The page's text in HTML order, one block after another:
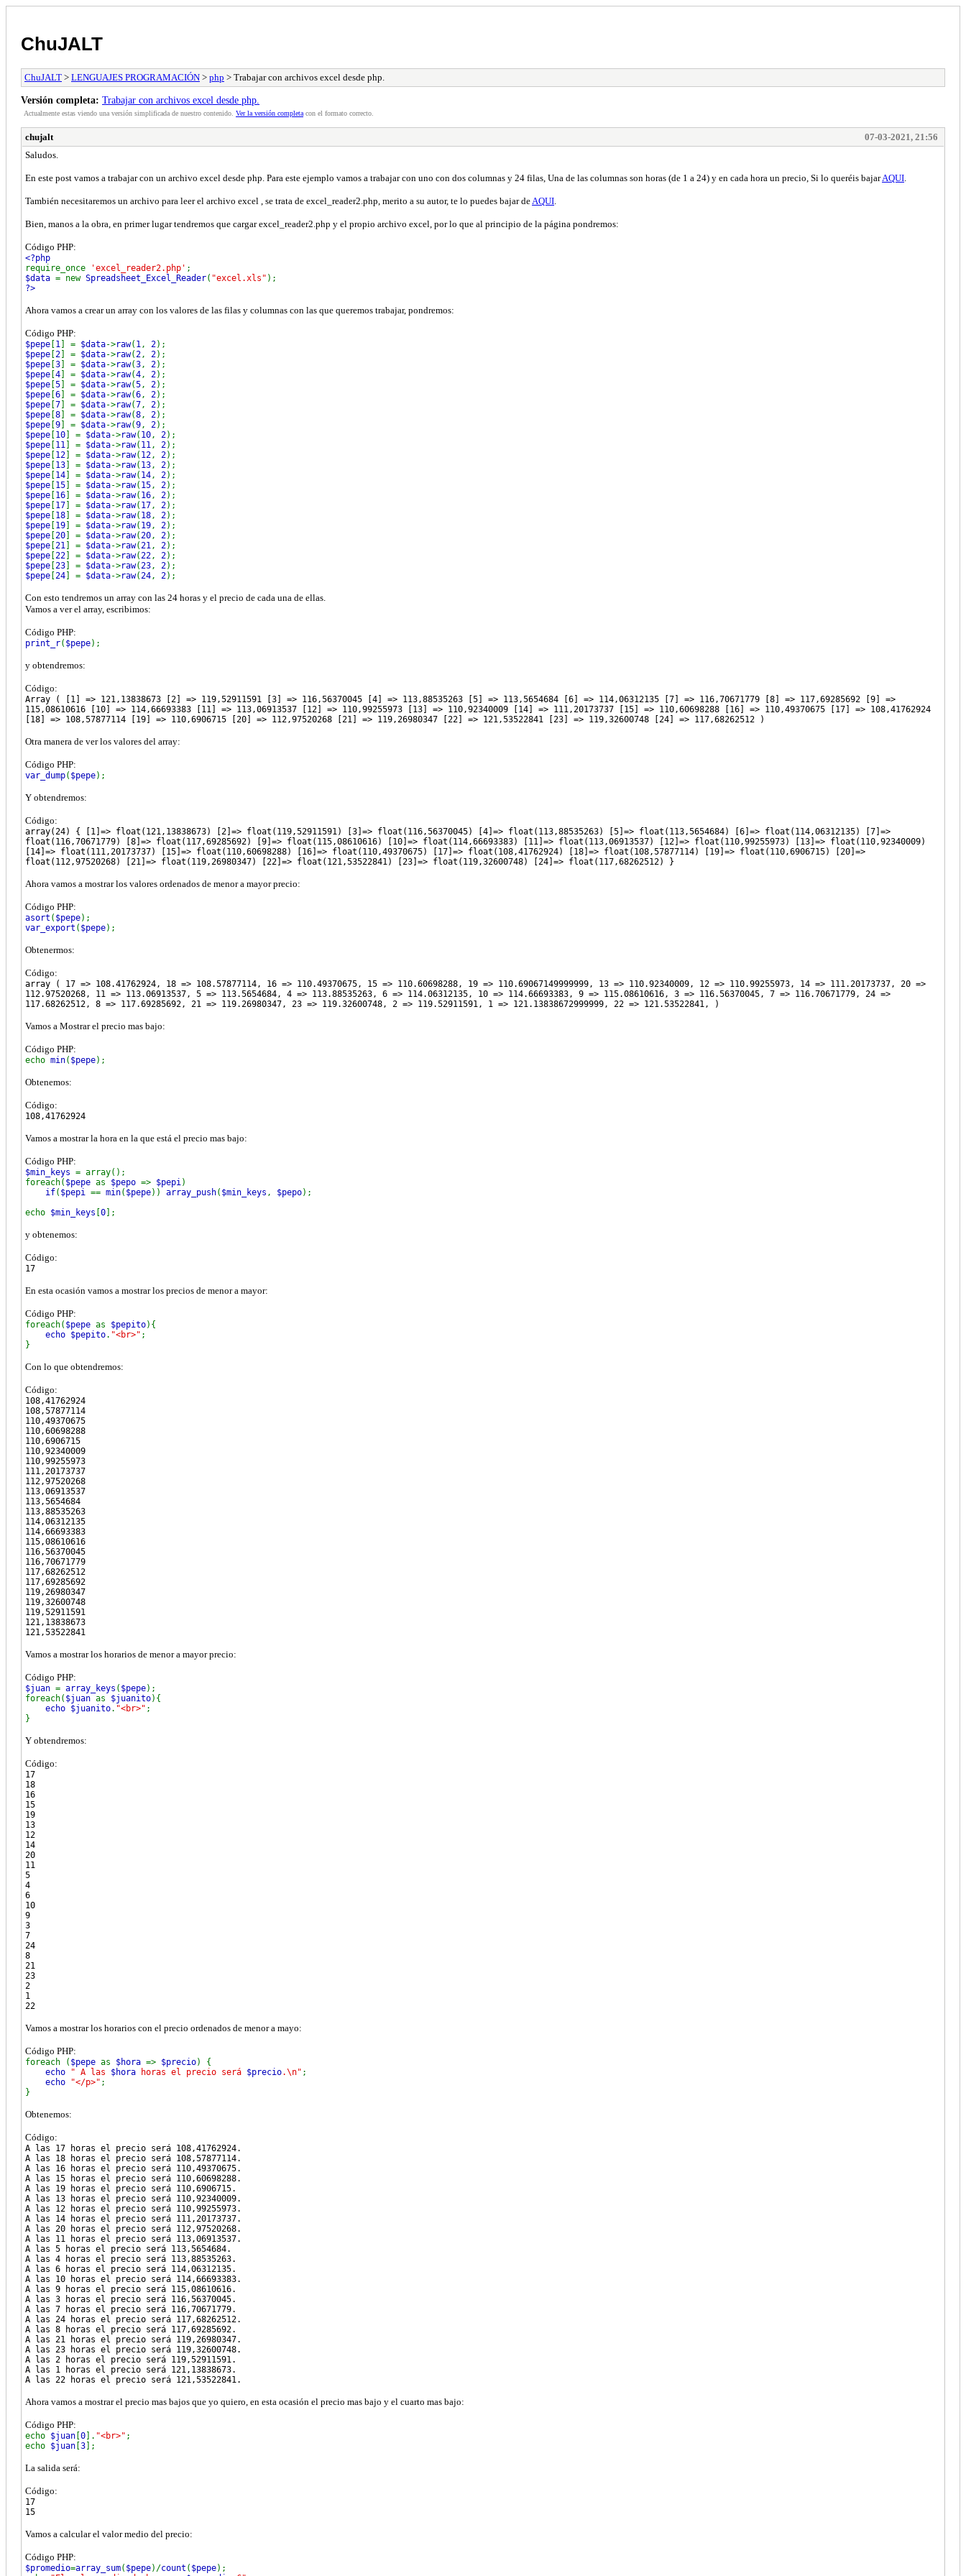
ChuJALT
ChuJALT > LENGUAJES PROGRAMACIÓN > php > Trabajar con archivos excel desde php.
Versión completa: Trabajar con archivos excel desde php.
Actualmente estas viendo una versión simplificada de nuestro contenido. Ver la versión completa con el formato correcto.
chujalt
07-03-2021, 21:56
Saludos.
En este post vamos a trabajar con un archivo excel desde php. Para este ejemplo vamos a trabajar con uno con dos columnas y 24 filas, Una de las columnas son horas (de 1 a 24) y en cada hora un precio, Si lo queréis bajarAQUI
También necesitaremos un archivo para leer el archivo excel , se trata de excel_reader2.php, merito a su autor, te lo puedes bajar de AQUI
Bien, manos a la obra, en primer lugar tendremos que cargar excel_reader2.php y el propio archivo excel, por lo que al principio de la página pondremos:
Código PHP:
<?php
require_once
'excel_reader2.php' ;
$data = new Spreadsheet_Excel_Reader( "excel.xls" );
?>
Ahora vamos a crear un array con los valores de las filas y columnas con las que queremos trabajar, pondremos:
Código PHP:
$pepe [1] = $data->raw( 1, 2);
$pepe [2] = $data->raw(2, 2);
$pepe [3] = $data->raw(3, 2);
$pepe [4] = $data->raw(4, 2);
$pepe [5] = $data->raw(5, 2);
$pepe [6] = $data->raw(6, 2);
$pepe [7] = $data->raw(7, 2);
$pepe [8] = $data->raw(8, 2);
$pepe [9] = $data->raw(9, 2);
$pepe [10] = $data->raw( 10, 2);
$pepe [11] = $data->raw( 11, 2);
$pepe [12] = $data->raw( 12, 2);
$pepe [13] = $data->raw( 13, 2);
$pepe [14] = $data->raw( 14, 2);
$pepe [15] = $data->raw( 15, 2);
$pepe [16] = $data->raw( 16, 2);
$pepe [17] = $data->raw( 17, 2);
$pepe [18] = $data->raw( 18, 2);
$pepe [19] = $data->raw( 19, 2);
$pepe [20] = $data->raw(20, 2);
$pepe [21] = $data->raw(21, 2);
$pepe [22] = $data->raw(22, 2);
$pepe [23] = $data->raw(23, 2);
$pepe [24] = $data->raw(24, 2);
Con esto tendremos un array con las 24 horas y el precio de cada una de ellas.
Vamos a ver el array, escribimos:
Código PHP:
print_r( $pepe);
y obtendremos:
Código:
Array ( [1] => 121,13838673 [2] => 119,52911591 [3] => 116,56370045 [4] => 113,88535263 [5] => 113,5654684 [6] => 114,06312135 [7] => 116,70671779 [8] => 117,69285692 [9] =>
115,08610616 [10] => 114,66693383 [11] => 113,06913537 [12] => 110,99255973 [13] => 110,92340009 [14] => 111,20173737 [15] => 110,60698288 [16] => 110,49370675 [17] => 108,41762924
[18] => 108,57877114 [19] => 110,6906715 [20] => 112,97520268 [21] => 119,26980347 [22] => 121,53522841 [23] => 119,32600748 [24] => 117,68262512 )
Otra manera de ver los valores del array:
Código PHP:
var_dump( $pepe);
Y obtendremos:
Código:
array(24) { [1]=> float(121,13838673) [2]=> float(119,52911591) [3]=> float(116,56370045) [4]=> float(113,88535263) [5]=> float(113,5654684) [6]=> float(114,06312135) [7]=>
float(116,70671779) [8]=> float(117,69285692) [9]=> float(115,08610616) [10]=> float(114,66693383) [11]=> float(113,06913537) [12]=> float(110,99255973) [13]=> float(110,92340009)
[14]=> float(111,20173737) [15]=> float(110,60698288) [16]=> float(110,49370675) [17]=> float(108,41762924) [18]=> float(108,57877114) [19]=> float(110,6906715) [20]=>
float(112,97520268) [21]=> float(119,26980347) [22]=> float(121,53522841) [23]=> float(119,32600748) [24]=> float(117,68262512) }
Ahora vamos a mostrar los valores ordenados de menor a mayor precio:
Código PHP:
asort ( $pepe);
var_export ( $pepe);
Obtenermos:
Código:
array ( 17 => 108.41762924, 18 => 108.57877114, 16 => 110.49370675, 15 => 110.60698288, 19 => 110.69067149999999, 13 => 110.92340009, 12 => 110.99255973, 14 => 111.20173737, 20 =>
112.97520268, 11 => 113.06913537, 5 => 113.5654684, 4 => 113.88535263, 6 => 114.06312135, 10 => 114.66693383, 9 => 115.08610616, 3 => 116.56370045, 7 => 116.70671779, 24 =>
117.68262512, 8 => 117.69285692, 21 => 119.26980347, 23 => 119.32600748, 2 => 119.52911591, 1 => 121.13838672999999, 22 => 121.53522841, )
Vamos a Mostrar el precio mas bajo:
Código PHP:
echo min( $pepe);
Obtenemos:
Código:
108,41762924
Vamos a mostrar la hora en la que está el precio mas bajo:
Código PHP:
$min_keys = array();
foreach( $pepe as $pepo => $pepi)
if( $pepi == min( $pepe)) array_push( $min_keys , $pepo);
echo $min_keys [0];
y obtenemos:
Código:
17
En esta ocasión vamos a mostrar los precios de menor a mayor:
Código PHP:
foreach( $pepe as $pepito){
echo $pepito. "<br>" ;
}
Con lo que obtendremos:
Código:
108,41762924
108,57877114
110,49370675
110,60698288
110,6906715
110,92340009
110,99255973
111,20173737
112,97520268
113,06913537
113,5654684
113,88535263
114,06312135
114,66693383
115,08610616
116,56370045
116,70671779
117,68262512
117,69285692
119,26980347
119,32600748
119,52911591
121,13838673
121,53522841
Vamos a mostrar los horarios de menor a mayor precio:
Código PHP:
$juan = array_keys ( $pepe);
foreach( $juan as $juanito){
echo $juanito. "<br>" ;
}
Y obtendremos:
Código:
17
18
16
15
19
13
12
14
20
11
5
4
6
10
9
3
7
24
8
21
23
2
1
22
Vamos a mostrar los horarios con el precio ordenados de menor a mayo:
Código PHP:
foreach ( $pepe as $hora => $precio) {
echo
" A las $hora horas el precio será $precio.\n" ;
echo
"</p>" ;
}
Obtenemos:
Código:
A las 17 horas el precio será 108,41762924.
A las 18 horas el precio será 108,57877114.
A las 16 horas el precio será 110,49370675.
A las 15 horas el precio será 110,60698288.
A las 19 horas el precio será 110,6906715.
A las 13 horas el precio será 110,92340009.
A las 12 horas el precio será 110,99255973.
A las 14 horas el precio será 111,20173737.
A las 20 horas el precio será 112,97520268.
A las 11 horas el precio será 113,06913537.
A las 5 horas el precio será 113,5654684.
A las 4 horas el precio será 113,88535263.
A las 6 horas el precio será 114,06312135.
A las 10 horas el precio será 114,66693383.
A las 9 horas el precio será 115,08610616.
A las 3 horas el precio será 116,56370045.
A las 7 horas el precio será 116,70671779.
A las 24 horas el precio será 117,68262512.
A las 8 horas el precio será 117,69285692.
A las 21 horas el precio será 119,26980347.
A las 23 horas el precio será 119,32600748.
A las 2 horas el precio será 119,52911591.
A las 1 horas el precio será 121,13838673.
A las 22 horas el precio será 121,53522841.
Ahora vamos a mostrar el precio mas bajos que yo quiero, en esta ocasión el precio mas bajo y el cuarto mas bajo:
Código PHP:
echo $juan [0]. "<br>" ;
echo $juan [3];
La salida será:
Código:
17
15
Vamos a calcular el valor medio del precio:
Código PHP:
$promedio=array_sum( $pepe)/count ( $pepe);